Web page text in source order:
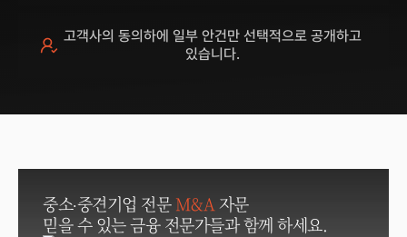
고객사의 동의하에 일부 안건만 선택적으로 공개하고
있습니다.
중소·중견기업 전문M&A 자문
믿을 수 있는 금융 전문가들과 함께 하세요.